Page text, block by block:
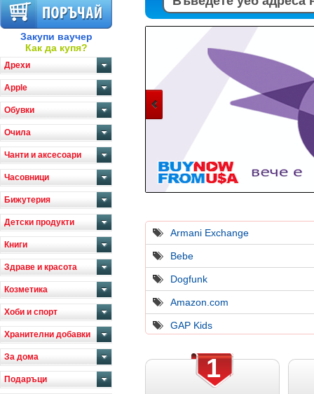
Закупи ваучер
Как да купя?
Дрехи
Apple
Обувки
Очила
Чанти и аксесоари
Часовници
Бижутерия
Детски продукти
Книги
Здраве и красота
Козметика
Хоби и спорт
Хранителни добавки
За дома
Подаръци
Armani Exchange
Bebe
Dogfunk
Amazon.com
GAP Kids
1